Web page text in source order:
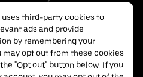
third-party cookies to
ads and provide
by remembering your
may opt out from these cookies
"Opt out" button below. If you